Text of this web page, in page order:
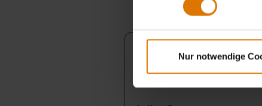
Nur notwendige